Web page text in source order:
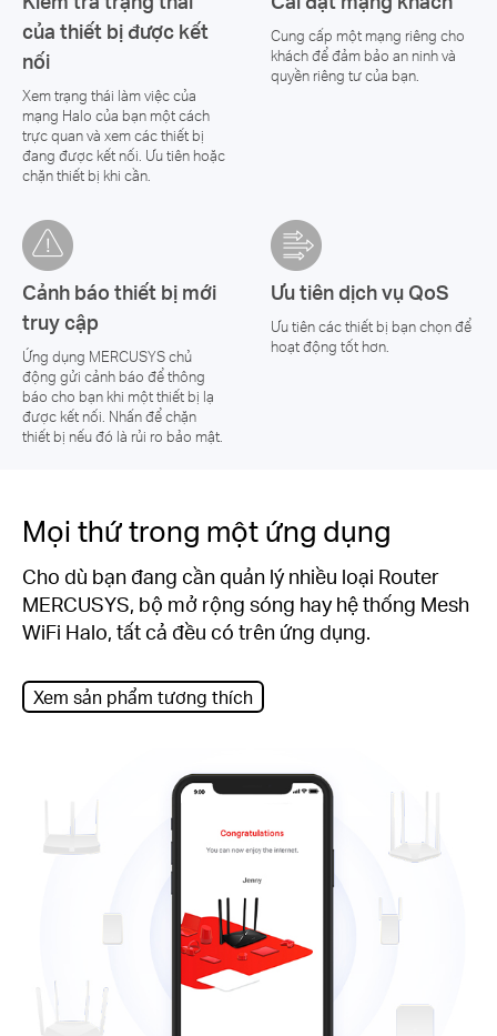
của thiết bị được kết
nối
Xem trạng thái làm việc của
mạng Halo của bạn một cách
trực quan và xem các thiết bị
đang được kết nối. Ưu tiên hoặc
chặn thiết bị khi cần.
Ưu tiên dịch vụ QoS
Ưu tiên các thiết bị bạn chọn để
hoạt động tốt hơn.
Cảnh báo thiết bị mới
truy cập
Ứng dụng MERCUSYS chủ
động gửi cảnh báo để thông
báo cho bạn khi một thiết bị lạ
được kết nối. Nhấn để chặn
thiết bị nếu đó là rủi ro bảo mật.
Cung cấp một mạng riêng cho
khách để đảm bảo an ninh và
quyền riêng tư của bạn.
Mọi thứ trong một ứng dụng
Cho dù bạn đang cần quản lý nhiều loại Router
MERCUSYS, bộ mở rộng sóng hay hệ thống Mesh
WiFi Halo, tất cả đều có trên ứng dụng.
Xem sản phẩm tương thích